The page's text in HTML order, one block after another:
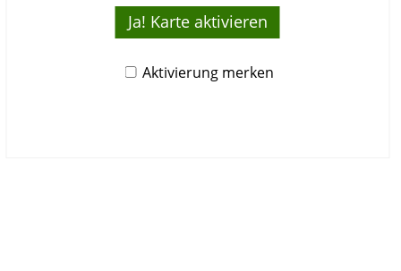
Ja! Karte aktivieren
Aktivierung merken